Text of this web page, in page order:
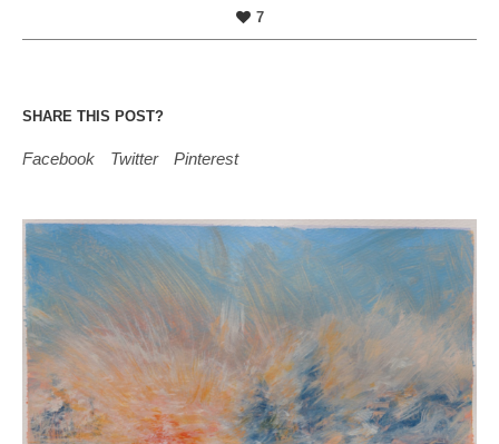
7
SHARE THIS POST?
Facebook Twitter Pinterest